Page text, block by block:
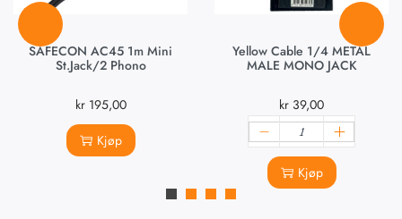
SAFECON AC45 1m Mini
St.Jack/2 Phono
kr195,00
Kjøp
Yellow Cable 1/4 METAL
MALE MONO JACK
kr 39,00
Kjøp